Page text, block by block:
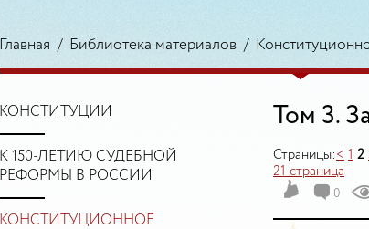
Главная / Библиотека материалов /
КОНСТИТУЦИИ
К 150-ЛЕТИЮ СУДЕБНОЙ
РЕФОРМЫ В РОССИИ
КОНСТИТУЦИОННОЕ
Том 3.
Страницы: < 1 2
21 страница
0